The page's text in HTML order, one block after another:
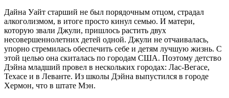
Дайна Уайт старший не был порядочным отцом, страдал
алкоголизмом, в итоге просто кинул семью. И матери,
которую звали Джули, пришлось растить двух
несовершеннолетних детей одной. Джули не отчаивалась,
упорно стремилась обеспечить себе и детям лучшую жизнь. С
этой целью она скиталась по городам США. Поэтому детство
Дэйна младший провел в нескольких городах: Лас-Вегасе,
Техасе и в Леванте. Из школы Дэйна выпустился в городе
Хермон, что в штате Мэн.